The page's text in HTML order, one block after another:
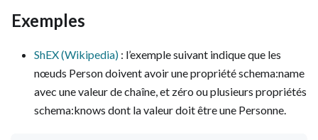
Exemples
ShEX (Wikipedia) : l’exemple suivant indique que les
nœuds Person doivent avoir une propriété schema:name
avec une valeur de chaîne, et zéro ou plusieurs propriétés
schema:knows dont la valeur doit être une Personne.